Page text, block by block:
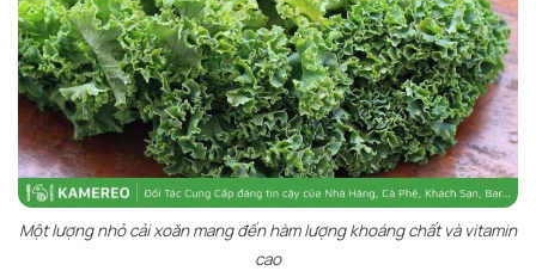
Một lượng nhỏ cải xoăn mang đến hàm lượng khoáng chất và vitamin
cao